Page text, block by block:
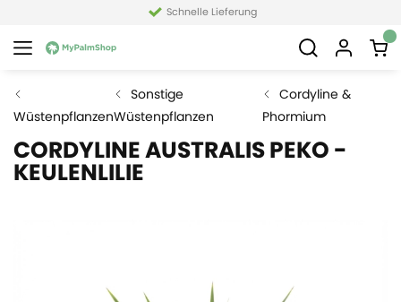
Schnelle Lieferung
Wüstenpflanzen
Sonstige
Wüstenpflanzen
Cordyline &
Phormium
CORDYLINE AUSTRALIS PEKO -
KEULENLILIE